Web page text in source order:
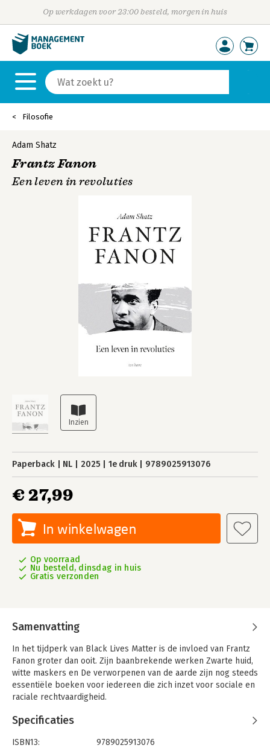
Op werkdagen voor 23:00 besteld, morgen in huis
Filosofie
Adam Shatz
Frantz Fanon
Een leven in revoluties
Paperback NL 2025 1e druk 9789025913076
€ 27,99
In winkelwagen
Op voorraad
Nu besteld, dinsdag in huis
Gratis verzonden
Samenvatting
In het tijdperk van Black Lives Matter is de invloed van Frantz
Fanon groter dan ooit. Zijn baanbrekende werken Zwarte huid,
witte maskers en De verworpenen van de aarde zijn nog steeds
essentiële boeken voor iedereen die zich inzet voor sociale en
raciale rechtvaardigheid.
Adam Shatz vertelt het fascinerende verhaal van Fanons leven:
van zijn jeugd in Martinique en zijn revolutionaire psychiatrie
tot zijn rol in de Algerijnse onafhankelijkheidsstrijd.
Specificaties
ISBN13:
9789025913076